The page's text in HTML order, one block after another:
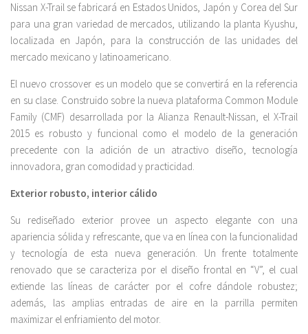
Nissan X-Trail se fabricará en Estados Unidos, Japón y Corea del Sur
para una gran variedad de mercados, utilizando la planta Kyushu,
localizada en Japón, para la construcción de las unidades del
mercado mexicano y latinoamericano.
El nuevo crossover es un modelo que se convertirá en la referencia
en su clase. Construido sobre la nueva plataforma Common Module
Family (CMF) desarrollada por la Alianza Renault-Nissan, el X-Trail
2015 es robusto y funcional como el modelo de la generación
precedente con la adición de un atractivo diseño, tecnología
innovadora, gran comodidad y practicidad.
Exterior robusto, interior cálido
Su rediseñado exterior provee un aspecto elegante con una
apariencia sólida y refrescante, que va en línea con la funcionalidad
y tecnología de esta nueva generación. Un frente totalmente
renovado que se caracteriza por el diseño frontal en “V”, el cual
extiende las líneas de carácter por el cofre dándole robustez;
además, las amplias entradas de aire en la parrilla permiten
maximizar el enfriamiento del motor.